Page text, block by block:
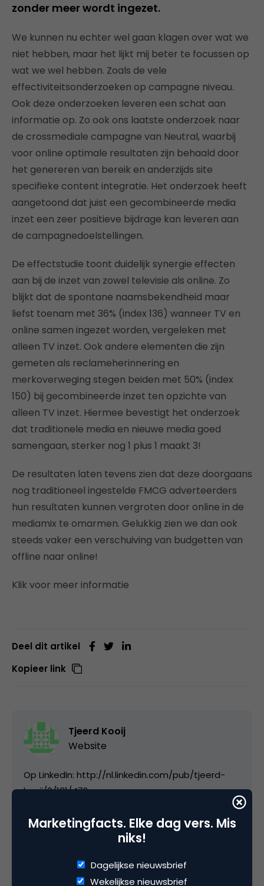
zonder meer wordt ingezet.
We kunnen nu echter wel gaan klagen over wat we
niet hebben, maar het lijkt mij beter te focussen op
wat we wel hebben. Zoals de vele
effectiviteitsonderzoeken op campagne niveau.
Ook deze onderzoeken leveren een schat aan
informatie op. Zo ook ons laatste onderzoek naar
de crossmediale campagne van Neutral, waarbij
voor online optimale resultaten zijn behaald door
het genereren van bereik en anderzijds site
specifieke content integratie. Het onderzoek heeft
aangetoond dat juist een gecombineerde media
inzet een zeer positieve bijdrage kan leveren aan
de campagnedoelstellingen.
De effectstudie toont duidelijk synergie effecten
aan bij de inzet van zowel televisie als online. Zo
blijkt dat de spontane naamsbekendheid maar
liefst toenam met 36% (index 136) wanneer TV en
online samen ingezet worden, vergeleken met
alleen TV inzet. Ook andere elementen die zijn
gemeten als reclameherinnering en
merkoverweging stegen beiden met 50% (index
150) bij gecombineerde inzet ten opzichte van
alleen TV inzet. Hiermee bevestigt het onderzoek
dat traditionele media en nieuwe media goed
samengaan, sterker nog 1 plus 1 maakt 3!
De resultaten laten tevens zien dat deze doorgaans
nog traditioneel ingestelde FMCG adverteerders
hun resultaten kunnen vergroten door online in de
mediamix te omarmen. Gelukkig zien we dan ook
steeds vaker een verschuiving van budgetten van
offline naar online!
Klik voor meer informatie
Deel dit artikel
Kopieer link
Tjeerd Kooij
Website
Op LinkedIn: http://nl.linkedin.com/pub/tjeerd-
kooij/0/131/472
Contentmarketing & Storytelling
Marketingfacts. Elke dag vers. Mis
niks!
Dagelijkse nieuwsbrief
Wekelijkse nieuwsbrief